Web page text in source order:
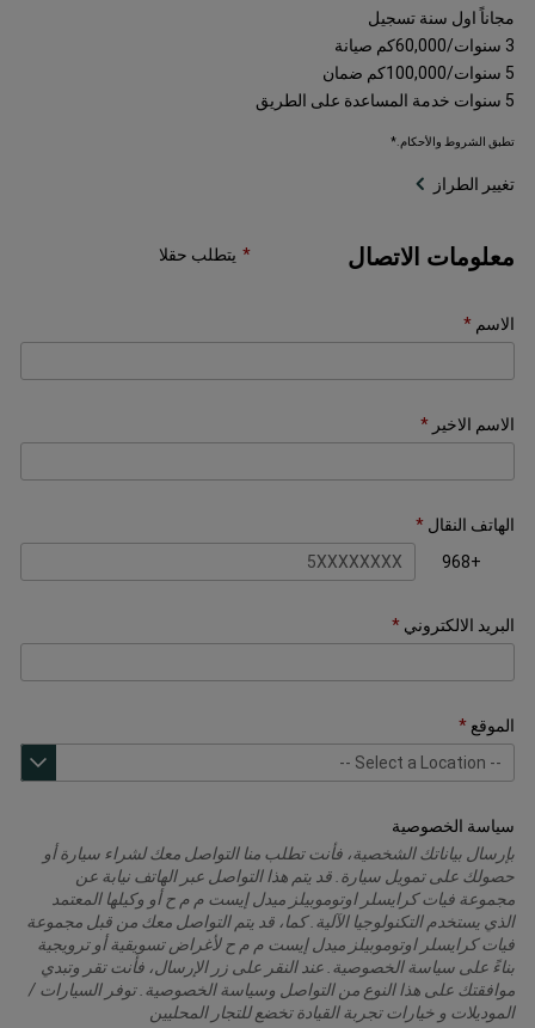
مجاناً اول سنة تسجيل
3 سنوات/60,000كم صيانة
5 سنوات/100,000كم ضمان
5 سنوات خدمة المساعدة على الطريق
تطبق الشروط والأحكام.*
تغيير الطراز
معلومات الاتصال يتطلب حقلا
الاسم
الاسم الاخير
الهاتف النقال
+968
البريد الالكتروني
الموقع
سياسة الخصوصية
بإرسال بياناتك الشخصية، فأنت تطلب منا التواصل معك لشراء سيارة أو
حصولك على تمويل سيارة. قد يتم هذا التواصل عبر الهاتف نيابة عن
مجموعة فيات كرايسلر اوتوموبيلز ميدل إيست م م ح أو وكيلها المعتمد
الذي يستخدم التكنولوجيا الآلية. كما، قد يتم التواصل معك من قبل مجموعة
فيات كرايسلر اوتوموبيلز ميدل إيست م م ح لأغراض تسويقية أو ترويجية
بناءً على سياسة الخصوصية. عند النقر على زر الإرسال، فأنت تقر وتبدي
موافقتك على هذا النوع من التواصل وسياسة الخصوصية. توفر السيارات /
الموديلات و خيارات تجربة القيادة تخضع للتجار المحليين